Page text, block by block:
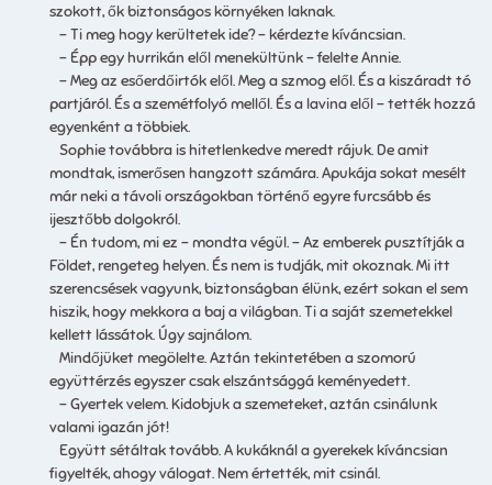
szokott, ők biztonságos környéken laknak.
– Ti meg hogy kerültetek ide? – kérdezte kíváncsian.
– Épp egy hurrikán elől menekültünk – felelte Annie.
– Meg az esőerdőirtók elől. Meg a szmog elől. És a kiszáradt tó
partjáról. És a szemétfolyó mellől. És a lavina elől – tették hozzá
egyenként a többiek.
Sophie továbbra is hitetlenkedve meredt rájuk. De amit
mondtak, ismerősen hangzott számára. Apukája sokat mesélt
már neki a távoli országokban történő egyre furcsább és
ijesztőbb dolgokról.
– Én tudom, mi ez – mondta végül. – Az emberek pusztítják a
Földet, rengeteg helyen. És nem is tudják, mit okoznak. Mi itt
szerencsések vagyunk, biztonságban élünk, ezért sokan el sem
hiszik, hogy mekkora a baj a világban. Ti a saját szemetekkel
kellett lássátok. Úgy sajnálom.
Mindőjüket megölelte. Aztán tekintetében a szomorú
együttérzés egyszer csak elszántsággá keményedett.
– Gyertek velem. Kidobjuk a szemeteket, aztán csinálunk
valami igazán jót!
Együtt sétáltak tovább. A kukáknál a gyerekek kíváncsian
figyelték, ahogy válogat. Nem értették, mit csinál.